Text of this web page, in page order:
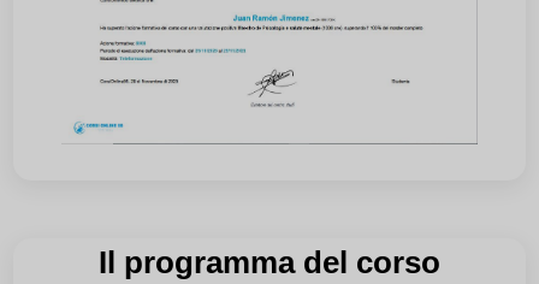
Il programma del corso